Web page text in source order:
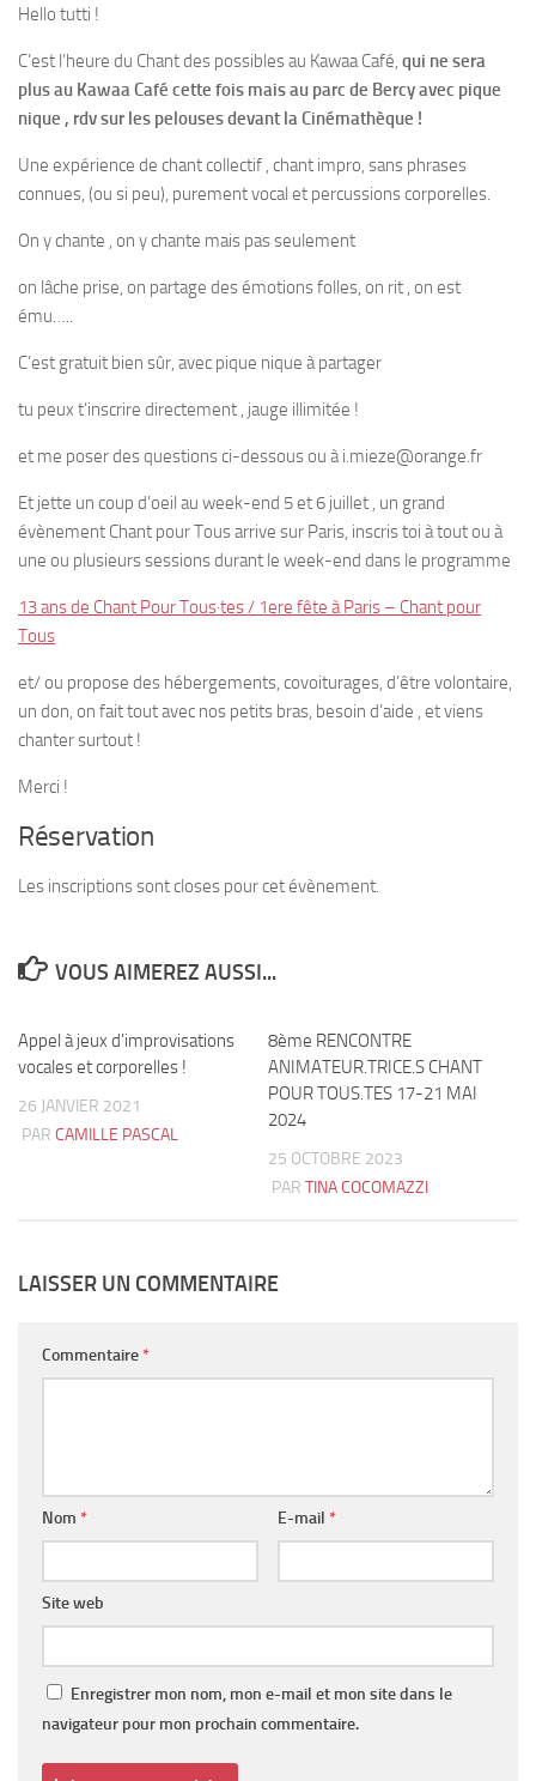
Hello tutti !
C’est l’heure du Chant des possibles au Kawaa Café, qui ne sera
plus au Kawaa Café cette fois mais au parc de Bercy avec pique
nique , rdv sur les pelouses devant la Cinémathèque !
Une expérience de chant collectif , chant impro, sans phrases
connues, (ou si peu), purement vocal et percussions corporelles.
On y chante , on y chante mais pas seulement
on lâche prise, on partage des émotions folles, on rit , on est
ému…..
C’est gratuit bien sûr, avec pique nique à partager
tu peux t’inscrire directement , jauge illimitée !
et me poser des questions ci-dessous ou à i.mieze@orange.fr
Et jette un coup d’oeil au week-end 5 et 6 juillet , un grand
évènement Chant pour Tous arrive sur Paris, inscris toi à tout ou à
une ou plusieurs sessions durant le week-end dans le programme
13 ans de Chant Pour Tous·tes / 1ere fête à Paris – Chant pour
Tous
et/ ou propose des hébergements, covoiturages, d’être volontaire,
un don, on fait tout avec nos petits bras, besoin d’aide , et viens
chanter surtout !
Merci !
Réservation
Les inscriptions sont closes pour cet évènement.
VOUS AIMEREZ AUSSI...
Appel à jeux d’improvisations
vocales et corporelles !
26 JANVIER 2021
PAR CAMILLE PASCAL
8ème RENCONTRE
ANIMATEUR.TRICE.S CHANT
POUR TOUS.TES 17-21 MAI
2024
25 OCTOBRE 2023
PAR TINA COCOMAZZI
LAISSER UN COMMENTAIRE
Commentaire *
Nom * E-mail *
Site web
Enregistrer mon nom, mon e-mail et mon site dans le
navigateur pour mon prochain commentaire.